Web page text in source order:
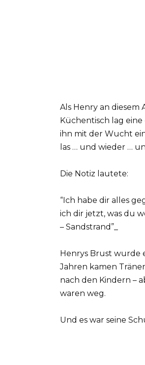
Als Henry an
Küchentisch lag
ihn mit der Wucht
las … und wieder …
Die Notiz lautete:
“Ich habe dir alles
ich dir jetzt, was du
– Sandstrand”_
Henrys Brust wurde
Jahren kamen
nach den Kindern –
waren weg.
Und es war seine